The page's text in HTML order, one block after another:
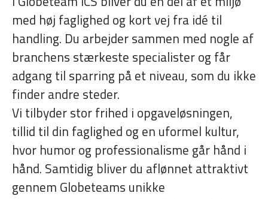
med høj faglighed og kort vej fra idé til
handling. Du arbejder sammen med nogle af
branchens stærkeste specialister og får
adgang til sparring på et niveau, som du ikke
finder andre steder.
Vi tilbyder stor frihed i opgaveløsningen,
tillid til din faglighed og en uformel kultur,
hvor humor og professionalisme går hånd i
hånd. Samtidig bliver du aflønnet attraktivt
gennem Globeteams unikke